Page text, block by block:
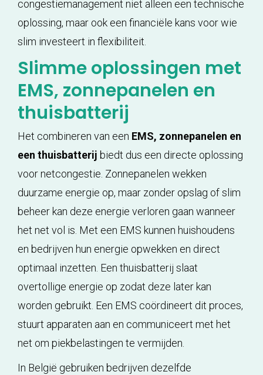
congestiemanagement niet alleen een technische
oplossing, maar ook een financiële kans voor wie
slim investeert in flexibiliteit.
Slimme oplossingen met
EMS, zonnepanelen en
thuisbatterij
Het combineren van een EMS, zonnepanelen en
een thuisbatterij biedt dus een directe oplossing
voor netcongestie. Zonnepanelen wekken
duurzame energie op, maar zonder opslag of slim
beheer kan deze energie verloren gaan wanneer
het net vol is. Met een EMS kunnen huishoudens
en bedrijven hun energie opwekken en direct
optimaal inzetten. Een thuisbatterij slaat
overtollige energie op zodat deze later kan
worden gebruikt. Een EMS coördineert dit proces,
stuurt apparaten aan en communiceert met het
net om piekbelastingen te vermijden.
In België gebruiken bedrijven dezelfde